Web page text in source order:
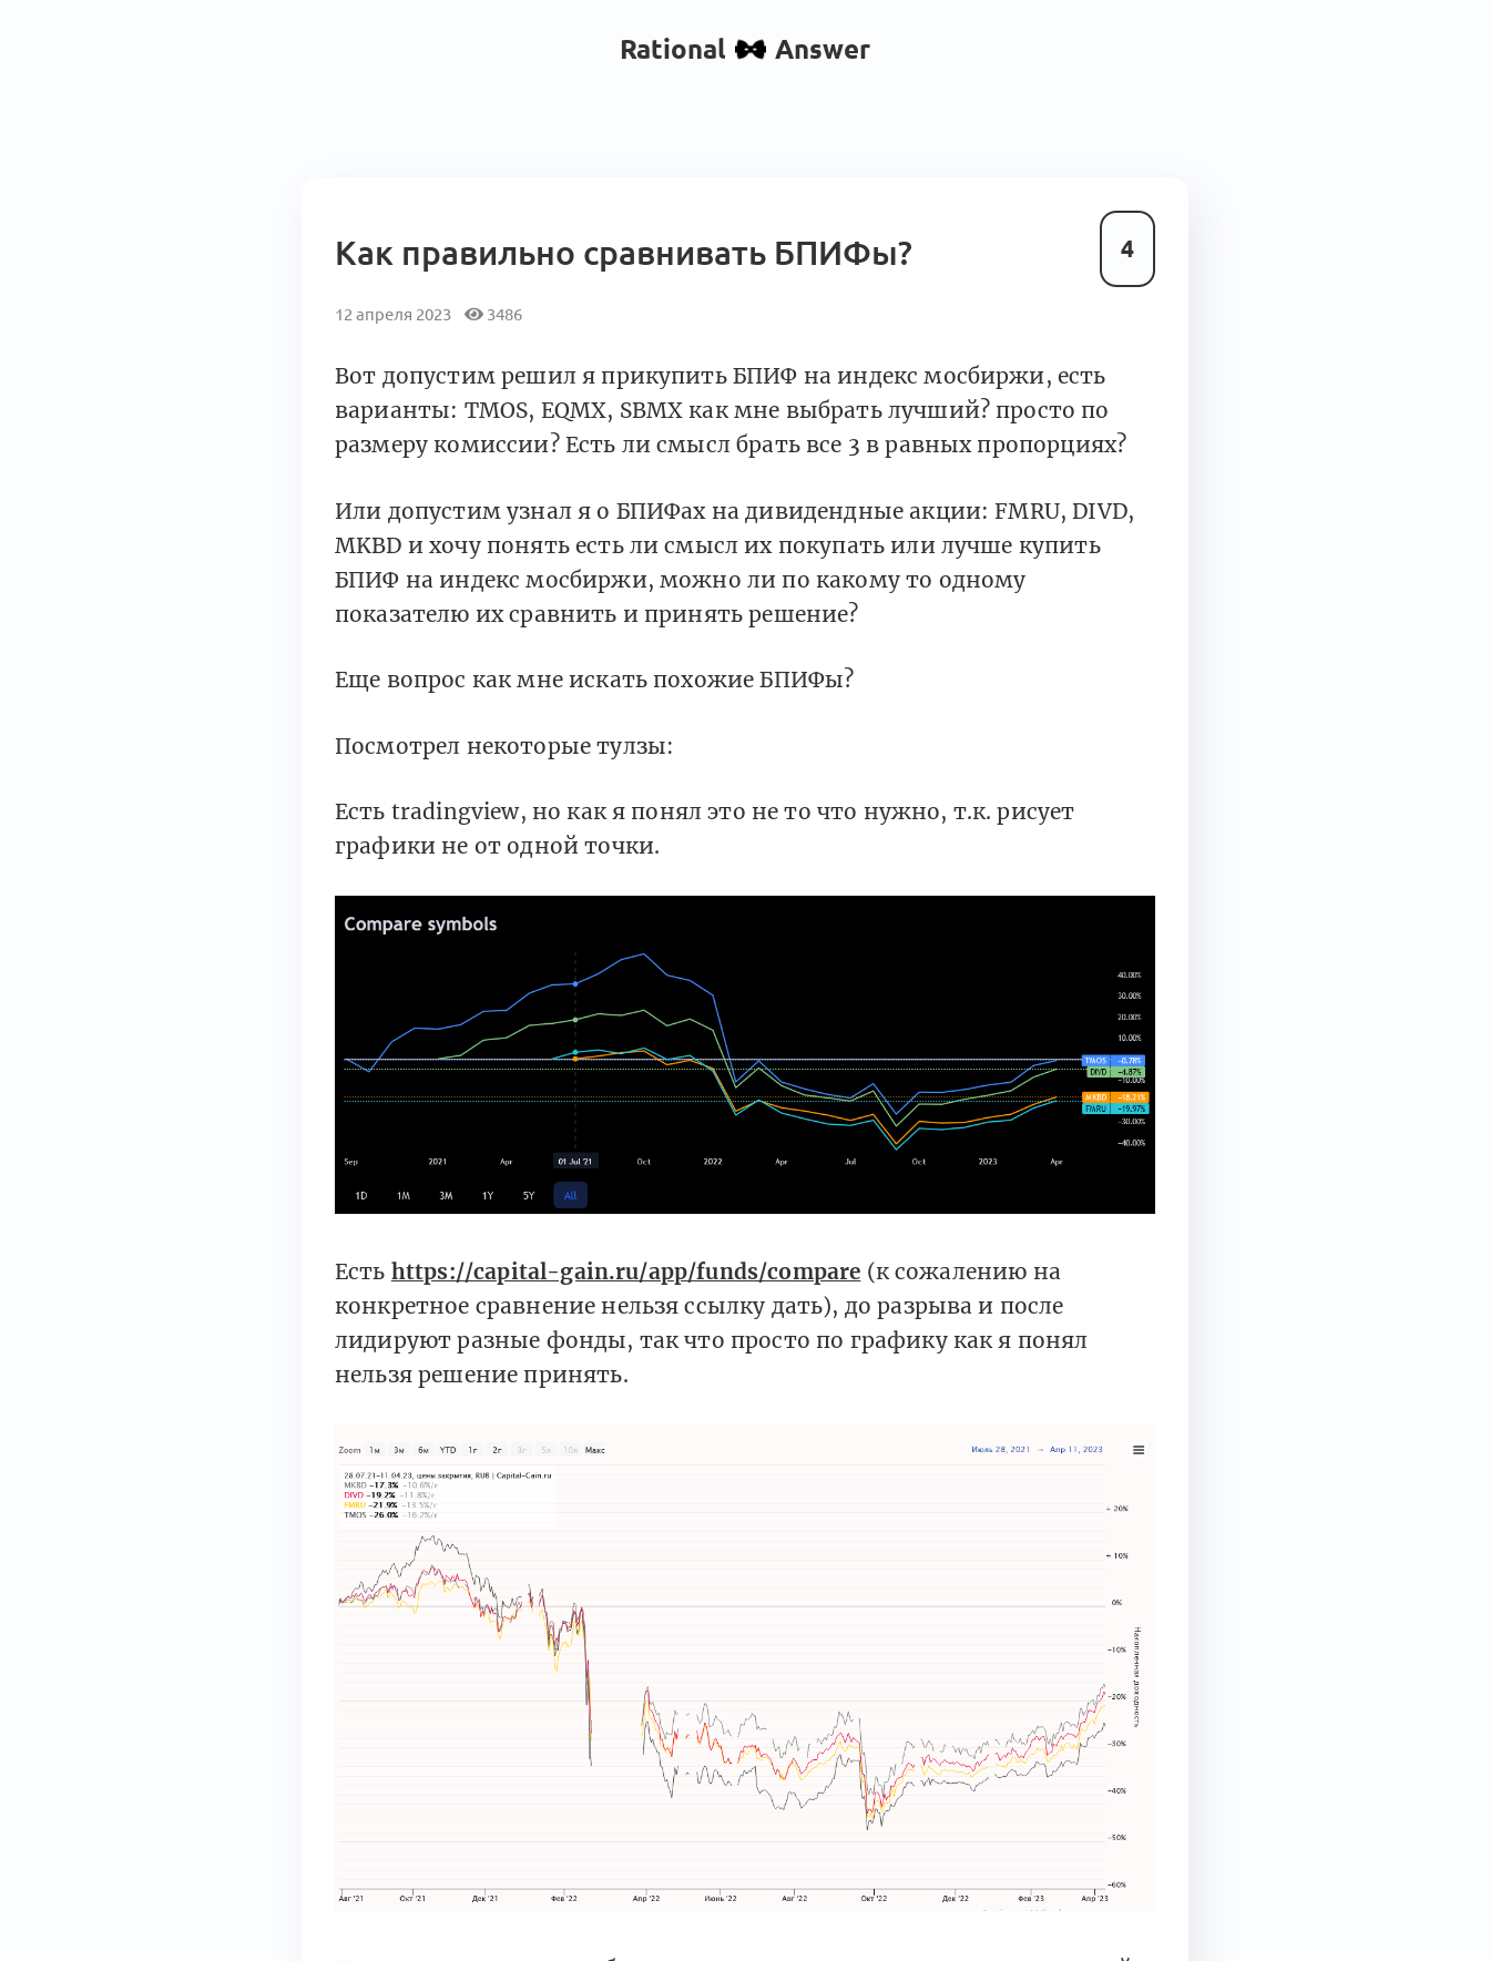
Rational Answer
4
Как правильно сравнивать БПИФы?
12 апреля 2023 3486
Вот допустим решил я прикупить БПИФ на индекс мосбиржи, есть
варианты: TMOS, EQMX, SBMX как мне выбрать лучший? просто по
размеру комиссии? Есть ли смысл брать все 3 в равных пропорциях?
Или допустим узнал я о БПИФах на дивидендные акции: FMRU, DIVD,
MKBD и хочу понять есть ли смысл их покупать или лучше купить
БПИФ на индекс мосбиржи, можно ли по какому то одному
показателю их сравнить и принять решение?
Еще вопрос как мне искать похожие БПИФы?
Посмотрел некоторые тулзы:
Есть tradingview, но как я понял это не то что нужно, т.к. рисует
графики не от одной точки.
Есть https://capital-gain.ru/app/funds/compare (к сожалению на
конкретное сравнение нельзя ссылку дать), до разрыва и после
лидируют разные фонды, так что просто по графику как я понял
нельзя решение принять.